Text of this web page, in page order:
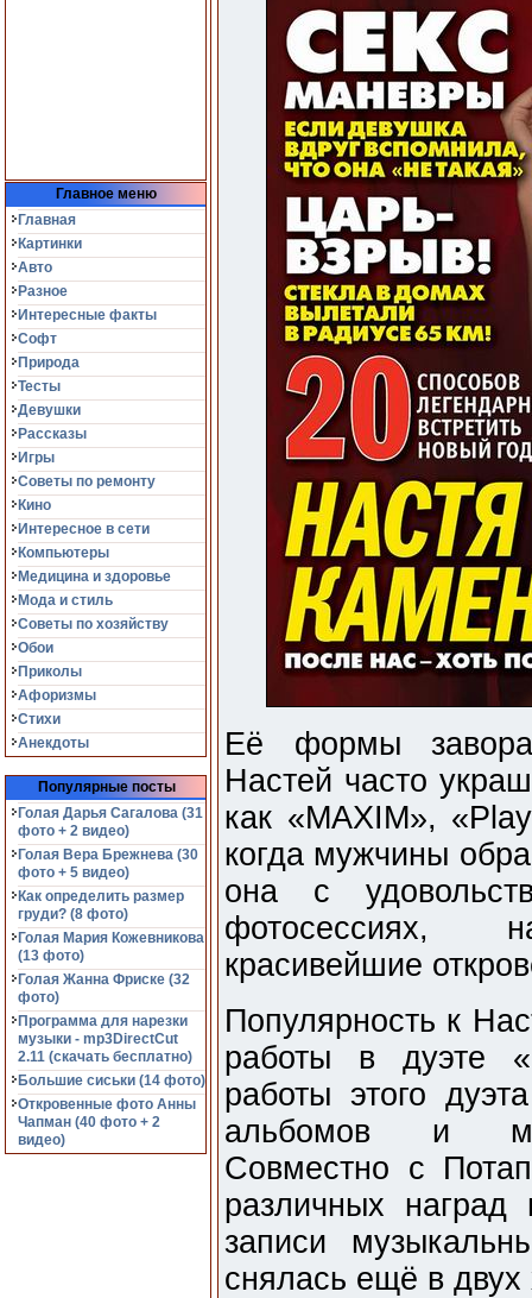
Главное меню
Главная
Картинки
Авто
Разное
Интересные факты
Софт
Природа
Тесты
Девушки
Рассказы
Игры
Советы по ремонту
Кино
Интересное в сети
Компьютеры
Медицина и здоровье
Мода и стиль
Советы по хозяйству
Обои
Приколы
Афоризмы
Стихи
Анекдоты
Популярные посты
Голая Дарья Сагалова (31
фото + 2 видео)
Голая Вера Брежнева (30
фото + 5 видео)
Как определить размер
груди? (8 фото)
Голая Мария Кожевникова
(13 фото)
Голая Жанна Фриске (32
фото)
Программа для нарезки
музыки - mp3DirectCut
2.11 (cкачать бесплатно)
Большие сиськи (14 фото)
Откровенные фото Анны
Чапман (40 фото + 2
видео)
Её формы
Настей часто
как «MAXIM»,
когда мужчины
она с
фотосессиях,
красивейшие
Популярность к
работы в дуэте
работы этого
альбомов и
Совместно с
различных
записи
снялась ещё в